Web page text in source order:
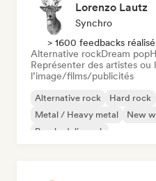
Lorenzo Lautz
Synchro
> 1600 feedbacks
Alternative rockDream pop
Représenter des artistes ou
l’image/films/publicités
Alternative rock Hard rock
Metal / Heavy metal
New
Psychedelic rock